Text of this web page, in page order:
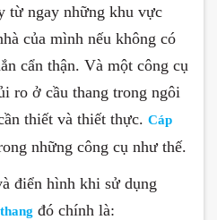
từ ngay những khu vực
của mình nếu không có
cẩn thận. Và một công cụ
ro ở cầu thang trong ngôi
thiết và thiết thực. Cáp
những công cụ như thế.
điển hình khi sử dụng
đó chính là: